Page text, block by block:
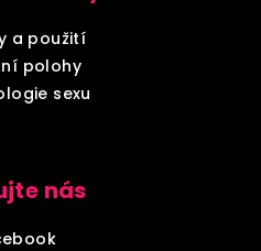
a použití
polohy
sexu
nás